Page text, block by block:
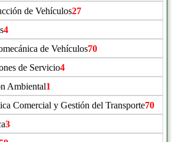
de Vehículos27
4
de Vehículos70
de Servicio4
Ambiental1
Comercial y Gestión del Transporte70
3